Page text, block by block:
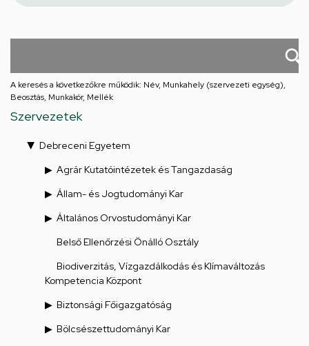
A keresés a következőkre működik: Név, Munkahely (szervezeti egység),
Beosztás, Munkakör, Mellék
Szervezetek
Debreceni Egyetem
Agrár Kutatóintézetek és Tangazdaság
Állam- és Jogtudományi Kar
Általános Orvostudományi Kar
Belső Ellenőrzési Önálló Osztály
Biodiverzitás, Vízgazdálkodás és Klímaváltozás
Kompetencia Központ
Biztonsági Főigazgatóság
Bölcsészettudományi Kar